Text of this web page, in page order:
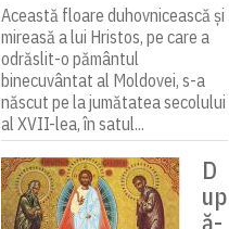
Această floare duhovnicească și
mireasă a lui Hristos, pe care a
odrăslit-o pământul
binecuvântat al Moldovei, s-a
născut pe la jumătatea secolului
al XVII-lea, în satul...
D
up
ă-